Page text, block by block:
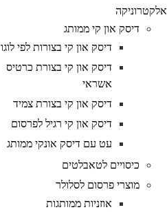
אלקטרוניקה
דיסק און קי ממותג
דיסק און קי בצורות לפי לוגו
דיסק און קי בצורת כרטיס
אשראי
דיסק און קי בצורת צמיד
דיסק און קי רגיל לפרסום
עט עם דיסק אונקי ממותג
כיסויים לטאבלטים
מוצרי פרסום לסלולר
אוזניות ממותגות